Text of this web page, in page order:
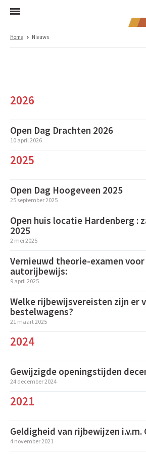
Home Nieuws
2026
Open Dag Drachten 2026
10 april 2026
2025
Open Dag Hoogeveen 2025
25 september 2025
Open huis locatie Hardenberg :
2025
2 mei 2025
Vernieuwd theorie-examen
autorijbewijs:
9 april 2025
Welke rijbewijsvereisten zijn er
bestelwagens?
21 maart 2025
2024
Gewijzigde openingstijden
24 december 2024
2021
Geldigheid van rijbewijzen i.v.m.
4 november 2021